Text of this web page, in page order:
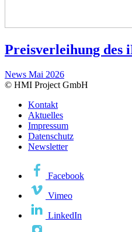
Preisverleihung des
News Mai 2026
© HMI Project GmbH
Kontakt
Aktuelles
Impressum
Datenschutz
Newsletter
Facebook
Vimeo
LinkedIn